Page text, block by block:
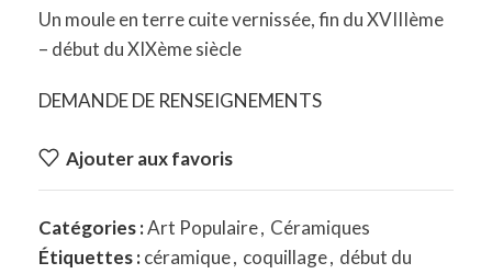
Un moule en terre cuite vernissée, fin du XVIIIème
– début du XIXème siècle
DEMANDE DE RENSEIGNEMENTS
Ajouter aux favoris
Catégories :Art Populaire, Céramiques
Étiquettes :céramique, coquillage, début du